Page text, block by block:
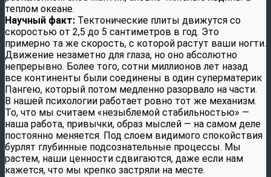
теплом океане.
Научный факт: Тектонические плиты движутся со
скоростью от 2,5 до 5 сантиметров в год. Это
примерно та же скорость, с которой растут ваши ногти.
Движение незаметно для глаза, но оно абсолютно
непрерывно. Более того, сотни миллионов лет назад
все континенты были соединены в один суперматерик
Пангею, который потом медленно разорвало на части.
В нашей психологии работает ровно тот же механизм.
То, что мы считаем «незыблемой стабильностью» —
наша работа, привычки, образ мыслей — на самом деле
постоянно меняется. Под слоем видимого спокойствия
бурлят глубинные подсознательные процессы. Мы
растем, наши ценности сдвигаются, даже если нам
кажется, что мы крепко застряли на месте.